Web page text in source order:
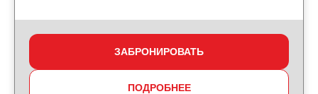
ЗАБРОНИРОВАТЬ
ПОДРОБНЕЕ